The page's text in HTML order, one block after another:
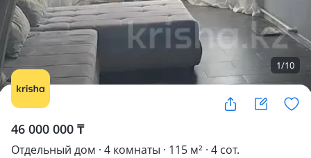
1/10
46 000 000 ₸
Отдельный дом · 4 комнаты · 115 м² · 4 сот.